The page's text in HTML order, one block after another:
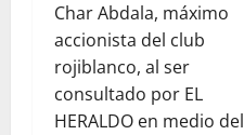
Char Abdala, máximo
accionista del club
rojiblanco, al ser
consultado por EL
HERALDO en medio del